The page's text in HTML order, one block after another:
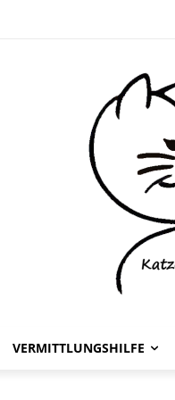
VERMITTLUNGSHILFE